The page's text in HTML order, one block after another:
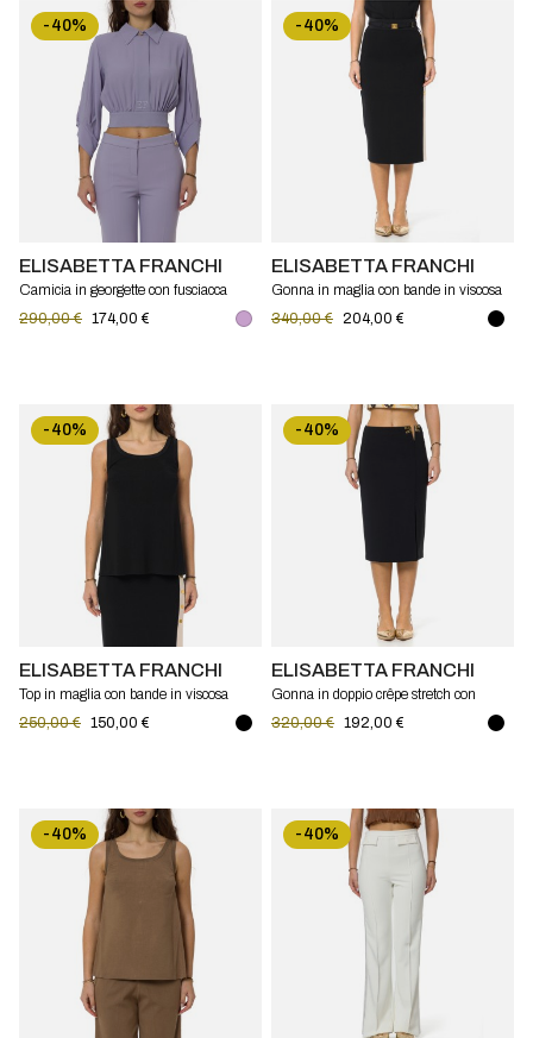
-40%
ELISABETTA FRANCHI
Camicia in georgette con fusciacca
Elisabetta Franchi
290,00 € 174,00 €
-40%
ELISABETTA FRANCHI
Gonna in maglia con bande in viscosa
lucida Elisabetta Franchi
340,00 € 204,00 €
-40%
ELISABETTA FRANCHI
Top in maglia con bande in viscosa
lucida Elisabetta Franchi
250,00 € 150,00 €
-40%
ELISABETTA FRANCHI
Gonna in doppio crêpe stretch con
dettagli logo Elisabetta Franchi
320,00 € 192,00 €
-40% -40%